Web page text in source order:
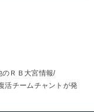
のＲＢ大宮情報
活チームチャントが発